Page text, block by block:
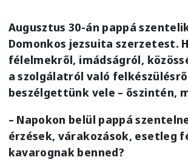
Augusztus 30-án pappá
Domonkos jezsuita szerzetest.
félelmekről, imádságról,
a szolgálatról való
beszélgettünk vele – őszintén,
– Napokon belül pappá
érzések, várakozások, esetleg
kavarognak benned?